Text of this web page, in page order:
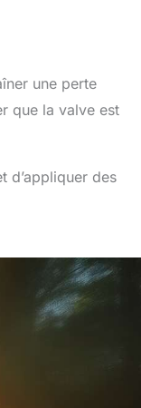
une perte
que la valve est
d’appliquer des